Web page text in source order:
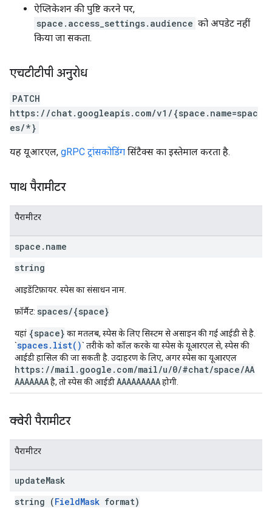
ऐप्लिकेशन की पुष्टि करने पर,
space.access_settings.audience को अपडेट नहीं
किया जा सकता.
एचटीटीपी अनुरोध
PATCH
https://chat.googleapis.com/v1/{space.name=spac
es/*}
यह यूआरएल, gRPC ट्रांसकोडिंग सिंटैक्स का इस्तेमाल करता है.
पाथ पैरामीटर
पैरामीटर
space . name
string
आइडेंटिफ़ायर. स्पेस का संसाधन नाम.
फ़ॉर्मैट: spaces/{space}
यहां {space} का मतलब, स्पेस के लिए सिस्टम से असाइन की गई आईडी से है.
`spaces.list()` तरीके को कॉल करके या स्पेस के यूआरएल से, स्पेस की
आईडी हासिल की जा सकती है. उदाहरण के लिए, अगर स्पेस का यूआरएल
https://mail.google.com/mail/u/0/#chat/space/AA
AAAAAAAहै, तो स्पेस की आईडीAAAAAAAAAहोगी.
क्वेरी पैरामीटर
पैरामीटर
updateMask
string (FieldMask format)